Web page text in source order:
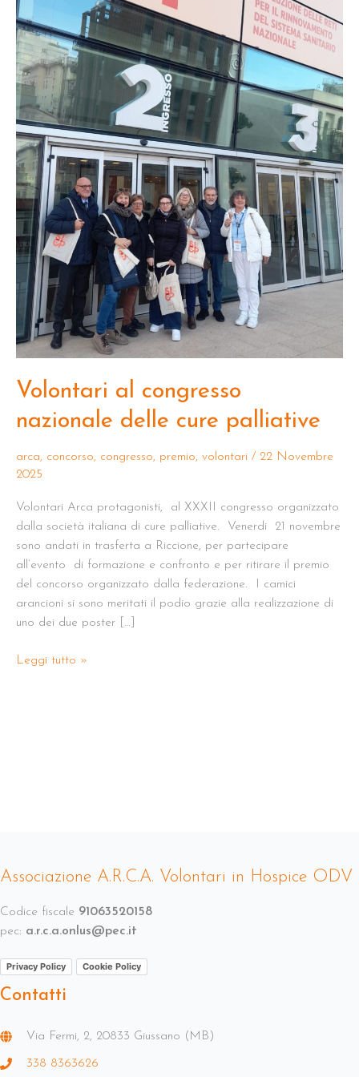
Volontari al congresso
nazionale delle cure palliative
arca, concorso, congresso, premio, volontari / 22 Novembre
2025
Volontari Arca protagonisti, al XXXII congresso organizzato
dalla società italiana di cure palliative. Venerdi 21 novembre
sono andati in trasferta a Riccione, per partecipare
all’evento di formazione e confronto e per ritirare il premio
del concorso organizzato dalla federazione. I camici
arancioni si sono meritati il podio grazie alla realizzazione di
uno dei due poster […]
cure
palliative
Leggi tutto »
Associazione A.R.C.A. Volontari in Hospice ODV
Codice fiscale 91063520158
pec: a.r.c.a.onlus@pec.it
Privacy Policy Cookie Policy
Contatti
Via Fermi, 2, 20833 Giussano (MB)
338 8363626